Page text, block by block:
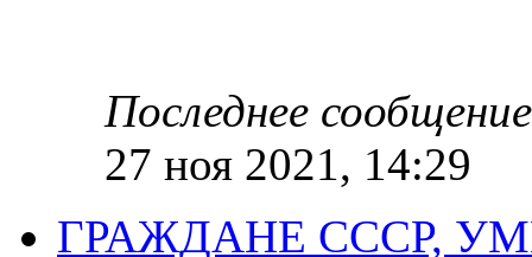
Последнее сообщение
27 ноя 2021, 14:29
ГРАЖДАНЕ СССР,